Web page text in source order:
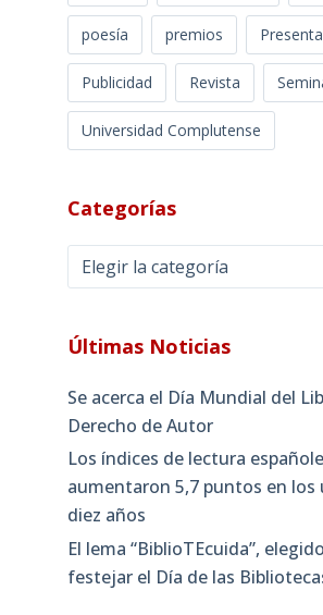
poesía premios
Publicidad Revista
Universidad Complutense
Categorías
Categorías
Últimas Noticias
Se acerca el Día Mundial del
Derecho de Autor
Los índices de lectura
aumentaron 5,7 puntos en los
diez años
El lema “BiblioTEcuida”,
festejar el Día de las